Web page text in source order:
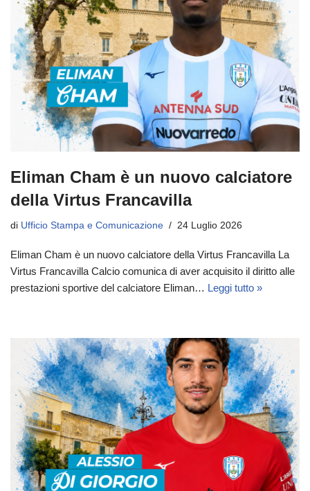
Eliman Cham è un nuovo calciatore
della Virtus Francavilla
di Ufficio Stampa e Comunicazione 24 Luglio 2026
Eliman Cham è un nuovo calciatore della Virtus Francavilla La
Virtus Francavilla Calcio comunica di aver acquisito il diritto alle
prestazioni sportive del calciatore Eliman… Leggi tutto »